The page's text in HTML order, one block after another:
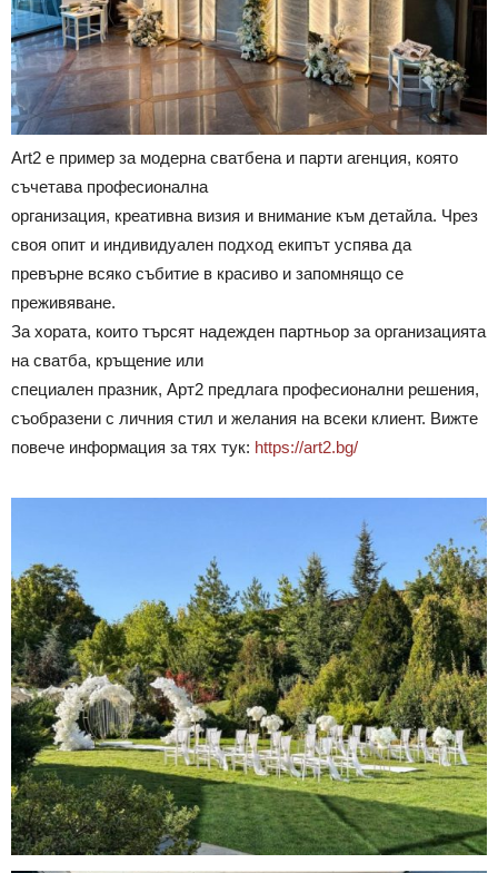
Art2 е пример за модерна сватбена и парти агенция, която
съчетава професионална
организация, креативна визия и внимание към детайла. Чрез
своя опит и индивидуален подход екипът успява да
превърне всяко събитие в красиво и запомнящо се
преживяване.
За хората, които търсят надежден партньор за организацията
на сватба, кръщение или
специален празник, Арт2 предлага професионални решения,
съобразени с личния стил и желания на всеки клиент. Вижте
повече информация за тях тук: https://art2.bg/